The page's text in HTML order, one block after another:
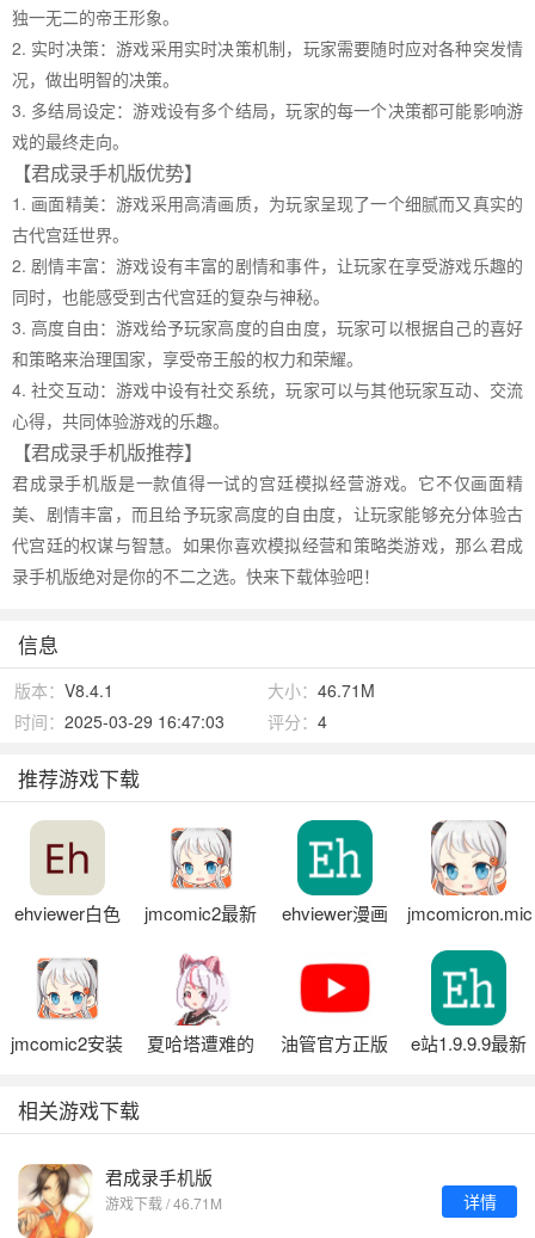
独一无二的帝王形象。
2. 实时决策：游戏采用实时决策机制，玩家需要随时应对各种突发情
况，做出明智的决策。
3. 多结局设定：游戏设有多个结局，玩家的每一个决策都可能影响游
戏的最终走向。
【君成录手机版优势】
1. 画面精美：游戏采用高清画质，为玩家呈现了一个细腻而又真实的
古代宫廷世界。
2. 剧情丰富：游戏设有丰富的剧情和事件，让玩家在享受游戏乐趣的
同时，也能感受到古代宫廷的复杂与神秘。
3. 高度自由：游戏给予玩家高度的自由度，玩家可以根据自己的喜好
和策略来治理国家，享受帝王般的权力和荣耀。
4. 社交互动：游戏中设有社交系统，玩家可以与其他玩家互动、交流
心得，共同体验游戏的乐趣。
【君成录手机版推荐】
君成录手机版是一款值得一试的宫廷模拟经营游戏。它不仅画面精
美、剧情丰富，而且给予玩家高度的自由度，让玩家能够充分体验古
代宫廷的权谋与智慧。如果你喜欢模拟经营和策略类游戏，那么君成
录手机版绝对是你的不二之选。快来下载体验吧！
信息
版本： V8.4.1 大小： 46.71M
时间： 2025-03-29 16:47:03 评分： 4
推荐游戏下载
ehviewer白色
jmcomic2最新
ehviewer漫画
jmcomicron.mic
jmcomic2安装
夏哈塔遭难的
油管官方正版
e站1.9.9.9最新
相关游戏下载
君成录手机版
游戏下载 / 46.71M 详情